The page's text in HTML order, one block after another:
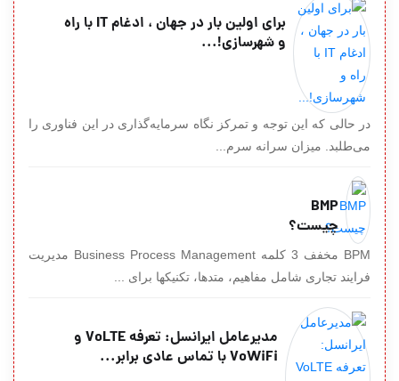
برای اولین بار در جهان ، ادغام IT با راه
و شهرسازی!...
در حالی که این توجه و تمرکز نگاه سرمایه‌گذاری در این فناوری را
می‌طلبد. میزان سرانه سرم...
BMP
چیست؟
BPM مخفف 3 کلمه Business Process Management مدیریت
فرایند تجاری شامل مفاهیم، متدها، تکنیکها برای ...
مدیرعامل ایرانسل: تعرفه VoLTE و
VoWiFi با تماس عادی برابر...